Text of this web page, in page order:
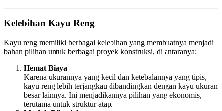
Kelebihan Kayu Reng
Kayu reng memiliki berbagai kelebihan yang membuatnya menjadi
bahan pilihan untuk berbagai proyek konstruksi, di antaranya:
Hemat Biaya
Karena ukurannya yang kecil dan ketebalannya yang tipis,
kayu reng lebih terjangkau dibandingkan dengan kayu ukuran
besar lainnya. Ini menjadikannya pilihan yang ekonomis,
terutama untuk struktur atap.